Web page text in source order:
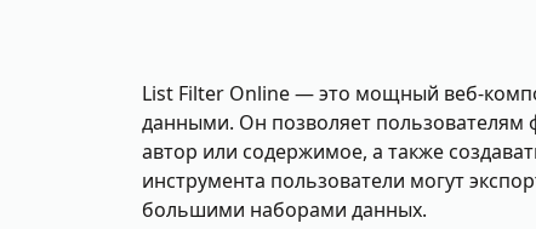
List Filter Online — это мощный веб-
данными. Он позволяет пользователям
автор или содержимое, а также
инструмента пользователи могут
большими наборами данных.